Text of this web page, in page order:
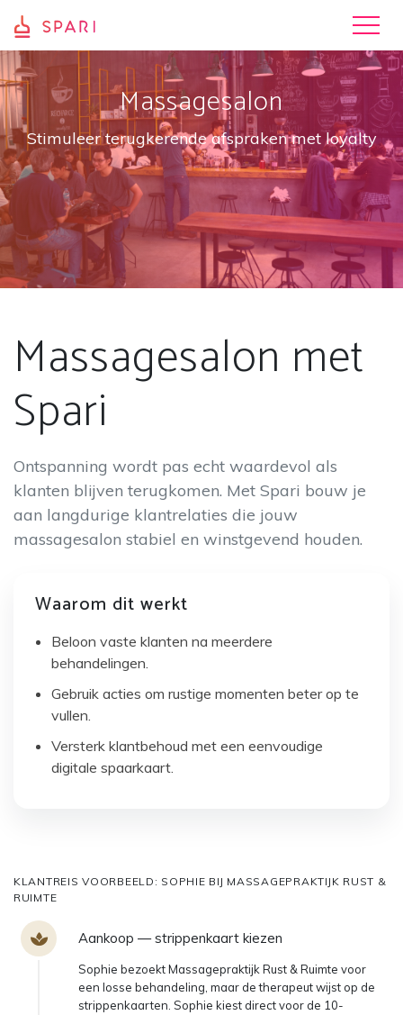
Massagesalon
Stimuleer terugkerende afspraken met loyalty
Massagesalon met
Spari
Ontspanning wordt pas echt waardevol als
klanten blijven terugkomen. Met Spari bouw je
aan langdurige klantrelaties die jouw
massagesalon stabiel en winstgevend houden.
Waarom dit werkt
Beloon vaste klanten na meerdere
behandelingen.
Gebruik acties om rustige momenten beter op te
vullen.
Versterk klantbehoud met een eenvoudige
digitale spaarkaart.
KLANTREIS VOORBEELD: SOPHIE BIJ MASSAGEPRAKTIJK RUST &
RUIMTE
Aankoop — strippenkaart kiezen
Sophie bezoekt Massagepraktijk Rust & Ruimte voor
een losse behandeling, maar de therapeut wijst op de
strippenkaarten. Sophie kiest direct voor de 10-